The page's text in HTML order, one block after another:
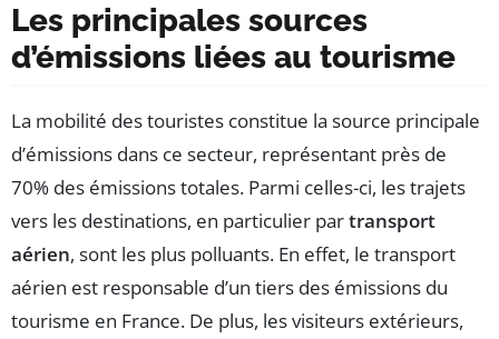
Les principales sources
d’émissions liées au tourisme
La mobilité des touristes constitue la source principale
d’émissions dans ce secteur, représentant près de
70% des émissions totales. Parmi celles-ci, les trajets
vers les destinations, en particulier partransport
aérien, sont les plus polluants. En effet, le transport
aérien est responsable d’un tiers des émissions du
tourisme en France. De plus, les visiteurs extérieurs,